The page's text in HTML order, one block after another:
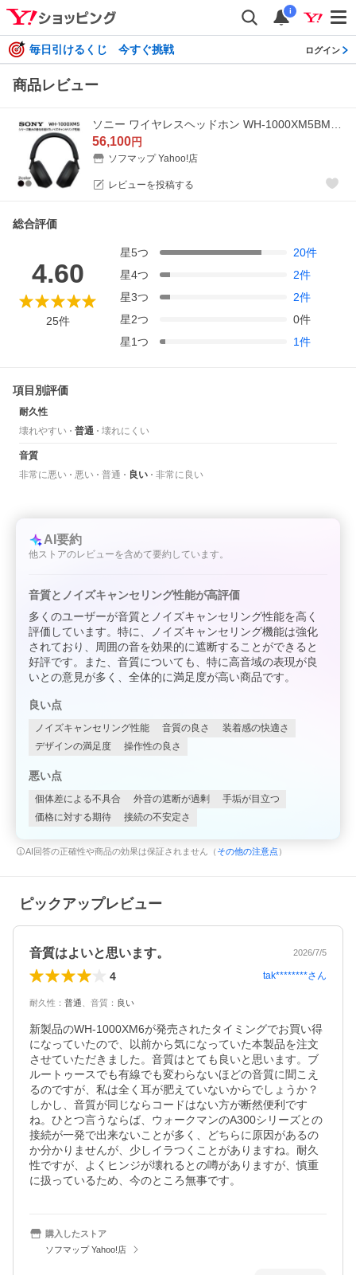
i
毎日引けるくじ 今すぐ挑戦 ログイン
商品レビュー
56,100円
ソフマップ Yahoo!店
レビューを投稿する
総合評価
4.60
25件
星5つ 20件
星4つ 2件
星3つ 2件
星2つ 0件
星1つ 1件
項目別評価
耐久性
壊れやすい
普通 壊れにくい
音質
非常に悪い
悪い 普通 良い 非常に良い
AI要約
他ストアのレビューを含めて要約しています。
音質とノイズキャンセリング性能が高評価
多くのユーザーが音質とノイズキャンセリング性能を高く
評価しています。特に、ノイズキャンセリング機能は強化
されており、周囲の音を効果的に遮断することができると
好評です。また、音質についても、特に高音域の表現が良
いとの意見が多く、全体的に満足度が高い商品です。
良い点
ノイズキャンセリング性能 音質の良さ
装着感の快適さ
デザインの満足度
操作性の良さ
悪い点
個体差による不具合 外音の遮断が過剰
手垢が目立つ
価格に対する期待
接続の不安定さ
AI回答の正確性や商品の効果は保証されません（ その他の注意点 ）
ピックアップレビュー
音質はよいと思います。 2026/7/5
4 tak********さん
耐久性 ： 普通 音質 ： 良い
新製品のWH-1000XM6が発売されたタイミングでお買い得
になっていたので、以前から気になっていた本製品を注文
させていただきました。音質はとても良いと思います。ブ
ルートゥースでも有線でも変わらないほどの音質に聞こえ
るのですが、私は全く耳が肥えていないからでしょうか？
しかし、音質が同じならコードはない方が断然便利です
ね。ひとつ言うならば、ウォークマンのA300シリーズとの
接続が一発で出来ないことが多く、どちらに原因があるの
か分かりませんが、少しイラつくことがありますね。耐久
性ですが、よくヒンジが壊れるとの噂がありますが、慎重
に扱っているため、今のところ無事です。
購入したストア
ソフマップ Yahoo!店